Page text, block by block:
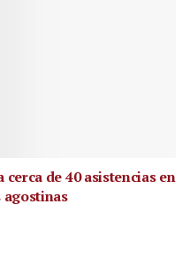
de 40 asistencias en